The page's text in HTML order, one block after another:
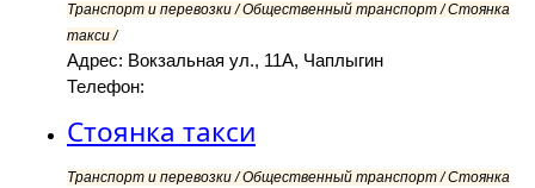
Транспорт и перевозки / Общественный транспорт / Стоянка
такси /
Адрес: Вокзальная ул., 11А, Чаплыгин
Телефон:
Стоянка такси
Транспорт и перевозки / Общественный транспорт / Стоянка